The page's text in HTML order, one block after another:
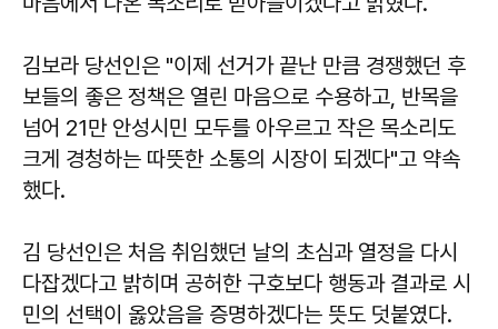
김보라 당선인은 "이제 선거가 끝난 만큼 경쟁했던 후
보들의 좋은 정책은 열린 마음으로 수용하고, 반목을
넘어 21만 안성시민 모두를 아우르고 작은 목소리도
크게 경청하는 따뜻한 소통의 시장이 되겠다"고 약속
했다.
김 당선인은 처음 취임했던 날의 초심과 열정을 다시
다잡겠다고 밝히며 공허한 구호보다 행동과 결과로 시
민의 선택이 옳았음을 증명하겠다는 뜻도 덧붙였다.